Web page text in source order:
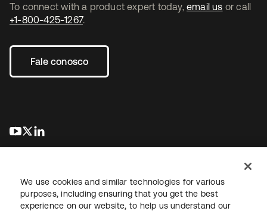
To connect with a product expert today, email us or call
+1-800-425-1267.
Fale conosco
abre em uma nova guia
abre em uma nova guia
We use cookies and similar technologies for various
purposes, including ensuring that you get the best
experience on our website, to help us understand our